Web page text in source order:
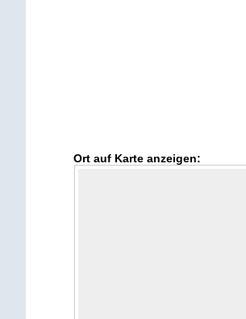
Ort auf Karte anzeigen: